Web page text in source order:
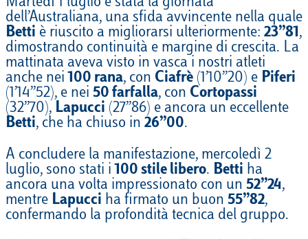
dell’Australiana, una sfida avvincente nella quale
Betti è riuscito a migliorarsi ulteriormente: 23’’81,
dimostrando continuità e margine di crescita. La
mattinata aveva visto in vasca i nostri atleti
anche nei 100 rana, con Ciafrè (1’10’’20) e Piferi
(1’14’’52), e nei 50 farfalla, con Cortopassi
(32’’70), Lapucci (27’’86) e ancora un eccellente
Betti, che ha chiuso in 26’’00.
A concludere la manifestazione, mercoledì 2
luglio, sono stati i 100 stile libero. Betti ha
ancora una volta impressionato con un 52’’24,
mentre Lapucci ha firmato un buon 55’’82,
confermando la profondità tecnica del gruppo.